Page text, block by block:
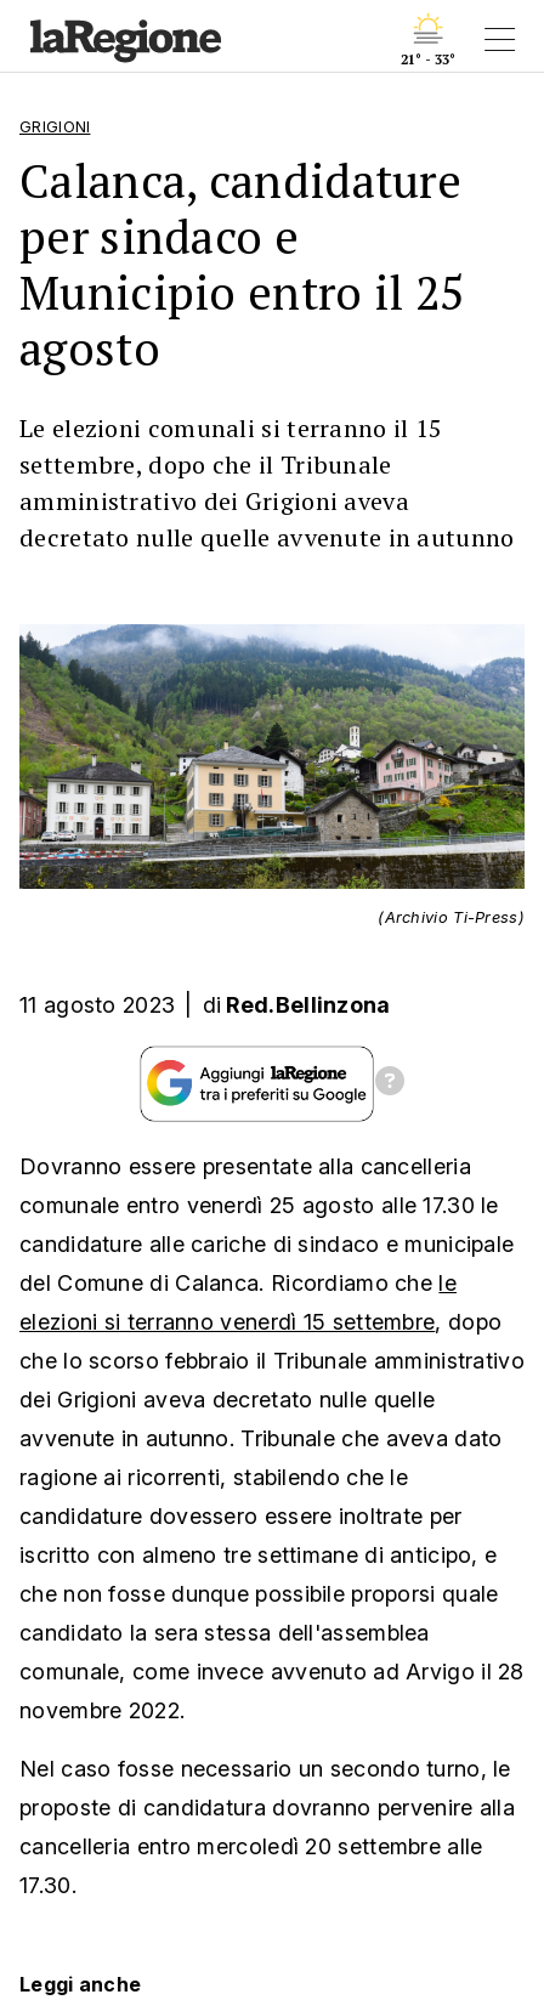
21° - 33°
GRIGIONI
Calanca, candidature
per sindaco e
Municipio entro il 25
agosto
Le elezioni comunali si terranno il 15
settembre, dopo che il Tribunale
amministrativo dei Grigioni aveva
decretato nulle quelle avvenute in autunno
(Archivio Ti-Press)
11 agosto 2023 di Red.Bellinzona
Dovranno essere presentate alla cancelleria
comunale entro venerdì 25 agosto alle 17.30 le
candidature alle cariche di sindaco e municipale
del Comune di Calanca. Ricordiamo che le
elezioni si terranno venerdì 15 settembre, dopo
che lo scorso febbraio il Tribunale amministrativo
dei Grigioni aveva decretato nulle quelle
avvenute in autunno. Tribunale che aveva dato
ragione ai ricorrenti, stabilendo che le
candidature dovessero essere inoltrate per
iscritto con almeno tre settimane di anticipo, e
che non fosse dunque possibile proporsi quale
candidato la sera stessa dell'assemblea
comunale, come invece avvenuto ad Arvigo il 28
novembre 2022.
Nel caso fosse necessario un secondo turno, le
proposte di candidatura dovranno pervenire alla
cancelleria entro mercoledì 20 settembre alle
17.30.
Leggi anche